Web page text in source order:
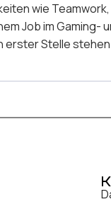
wie
Job im
erster Stelle